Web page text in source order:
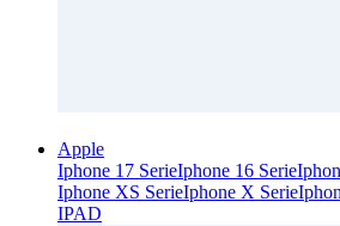
Apple
Iphone 17 SerieIphone 16 Serie
Iphone XS SerieIphone X Serie
IPAD